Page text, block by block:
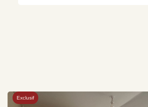
Exclusif